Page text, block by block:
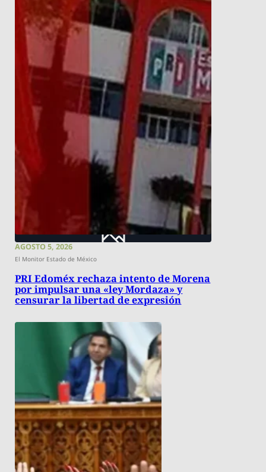
AGOSTO 5, 2026
El Monitor Estado de México
PRI Edoméx rechaza intento de Morena
por impulsar una «ley Mordaza» y
censurar la libertad de expresión